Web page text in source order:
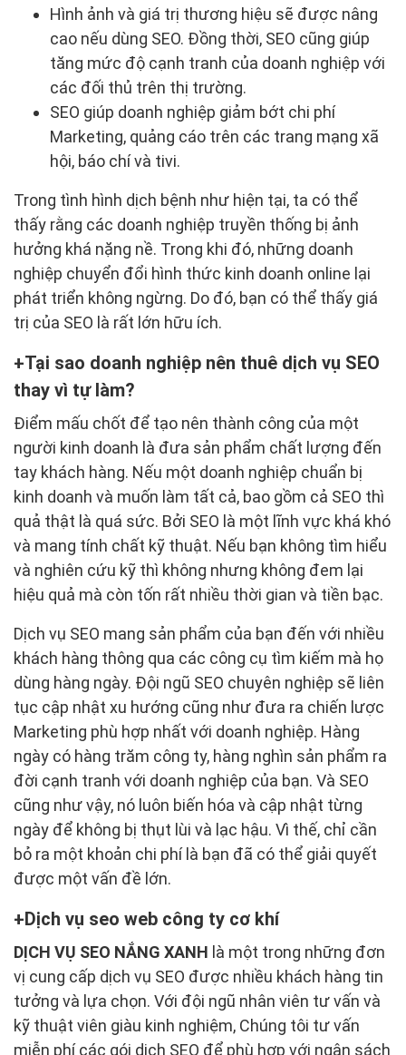
Hình ảnh và giá trị thương hiệu sẽ được nâng
cao nếu dùng SEO. Đồng thời, SEO cũng giúp
tăng mức độ cạnh tranh của doanh nghiệp với
các đối thủ trên thị trường.
SEO giúp doanh nghiệp giảm bớt chi phí
Marketing, quảng cáo trên các trang mạng xã
hội, báo chí và tivi.
Trong tình hình dịch bệnh như hiện tại, ta có thể
thấy rằng các doanh nghiệp truyền thống bị ảnh
hưởng khá nặng nề. Trong khi đó, những doanh
nghiệp chuyển đổi hình thức kinh doanh online lại
phát triển không ngừng. Do đó, bạn có thể thấy giá
trị của SEO là rất lớn hữu ích.
Tại sao doanh nghiệp nên thuê dịch vụ SEO
thay vì tự làm?
Điểm mấu chốt để tạo nên thành công của một
người kinh doanh là đưa sản phẩm chất lượng đến
tay khách hàng. Nếu một doanh nghiệp chuẩn bị
kinh doanh và muốn làm tất cả, bao gồm cả SEO thì
quả thật là quá sức. Bởi SEO là một lĩnh vực khá khó
và mang tính chất kỹ thuật. Nếu bạn không tìm hiểu
và nghiên cứu kỹ thì không nhưng không đem lại
hiệu quả mà còn tốn rất nhiều thời gian và tiền bạc.
Dịch vụ SEO mang sản phẩm của bạn đến với nhiều
khách hàng thông qua các công cụ tìm kiếm mà họ
dùng hàng ngày. Đội ngũ SEO chuyên nghiệp sẽ liên
tục cập nhật xu hướng cũng như đưa ra chiến lược
Marketing phù hợp nhất với doanh nghiệp. Hàng
ngày có hàng trăm công ty, hàng nghìn sản phẩm ra
đời cạnh tranh với doanh nghiệp của bạn. Và SEO
cũng như vậy, nó luôn biến hóa và cập nhật từng
ngày để không bị thụt lùi và lạc hậu. Vì thế, chỉ cần
bỏ ra một khoản chi phí là bạn đã có thể giải quyết
được một vấn đề lớn.
Dịch vụ seo web công ty cơ khí
DỊCH VỤ SEO NẮNG XANH là một trong những đơn
vị cung cấp dịch vụ SEO được nhiều khách hàng tin
tưởng và lựa chọn. Với đội ngũ nhân viên tư vấn và
kỹ thuật viên giàu kinh nghiệm, Chúng tôi tư vấn
miễn phí các gói dịch SEO để phù hợp với ngân sách